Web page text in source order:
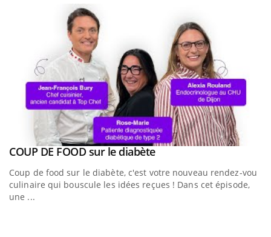
Youtube
COUP DE FOOD sur le diabèteYoutube
Coup de food sur le diabète, c'est votre nouveau rendez-vous
culinaire qui bouscule les idées reçues ! Dans cet épisode,
une ...